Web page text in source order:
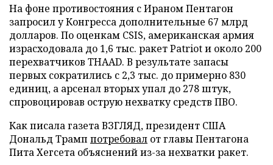
На фоне противостояния с Ираном Пентагон
запросил у Конгресса дополнительные 67 млрд
долларов. По оценкам CSIS, американская армия
израсходовала до 1,6 тыс. ракет Patriot и около 200
перехватчиков THAAD. В результате запасы
первых сократились с 2,3 тыс. до примерно 830
единиц, а арсенал вторых упал до 278 штук,
спровоцировав острую нехватку средств ПВО.
Как писала газета ВЗГЛЯД, президент США
Дональд Трамп потребовал от главы Пентагона
Пита Хегсета объяснений из-за нехватки ракет.